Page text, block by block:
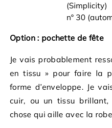
(Simplicity)
n° 30
Option : pochette de fête
Je vais probablement
en tissu » pour faire la
forme d’enveloppe. Je
cuir, ou un tissu
chose qui aille avec la